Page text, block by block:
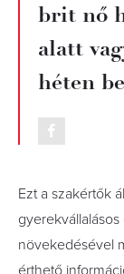
brit nő
alatt
héten
Ezt a szakértők
növekedésével
érthető